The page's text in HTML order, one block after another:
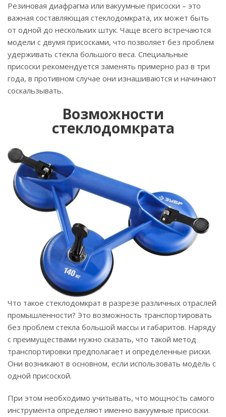
Резиновая диафрагма или вакуумные присоски – это
важная составляющая стеклодомкрата, их может быть
от одной до нескольких штук. Чаще всего встречаются
модели с двумя присосками, что позволяет без проблем
удерживать стекла большого веса. Специальные
присоски рекомендуется заменять примерно раз в три
года, в противном случае они изнашиваются и начинают
соскальзывать.
Возможности
стеклодомкрата
Что такое стеклодомкрат в разрезе различных отраслей
промышленности? Это возможность транспортировать
без проблем стекла большой массы и габаритов. Наряду
с преимуществами нужно сказать, что такой метод
транспортировки предполагает и определенные риски.
Они возникают в основном, если использовать модель с
одной присоской.
При этом необходимо учитывать, что мощность самого
инструмента определяют именно вакуумные присоски.